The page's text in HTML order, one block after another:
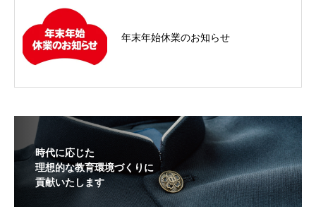
年末年始休業のお知らせ
時代に応じた
理想的な教育環境づくりに
貢献いたします